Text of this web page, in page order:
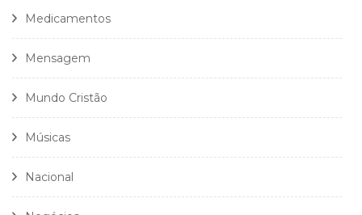
Medicamentos
Mensagem
Mundo Cristão
Músicas
Nacional